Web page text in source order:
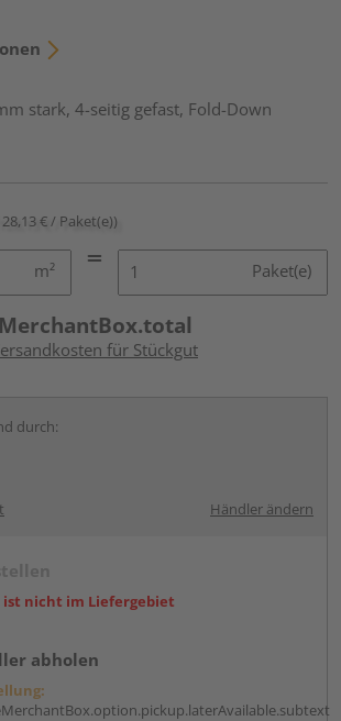
stark, 4-seitig gefast, Fold-Down
€ / Paket(e))
m² Paket(e)
für Stückgut
durch:
Händler ändern
nicht im Liefergebiet
abholen